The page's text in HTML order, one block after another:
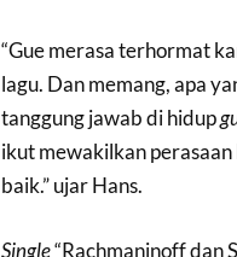
“Gue merasa terhormat
lagu. Dan memang, apa
tanggung jawab di hidup
ikut mewakilkan
baik.” ujar Hans.
Single“Rachmaninoff dan